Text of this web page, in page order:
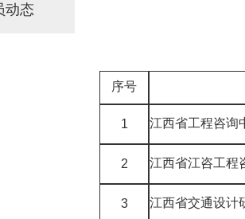
动态
序号
1 江西省工程咨询
2 江西省江咨工程
3 江西省交通设计